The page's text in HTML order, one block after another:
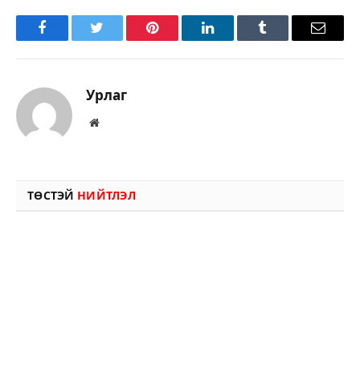
FacebookTwitter Pinterest LinkedInTumblr Имэйл
Урлаг
Вэбсайт
ТӨСТЭЙ НИЙТЛЭЛ